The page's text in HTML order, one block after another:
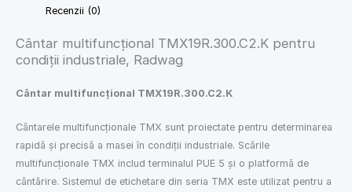
Recenzii (0)
Cântar multifuncțional TMX19R.300.C2.K pentru
condiții industriale, Radwag
Cântar multifuncțional TMX19R.300.C2.K
Cântarele multifuncționale TMX sunt proiectate pentru determinarea
rapidă și precisă a masei în condiții industriale. Scările
multifuncționale TMX includ terminalul PUE 5 și o platformă de
cântărire. Sistemul de etichetare din seria TMX este utilizat pentru a